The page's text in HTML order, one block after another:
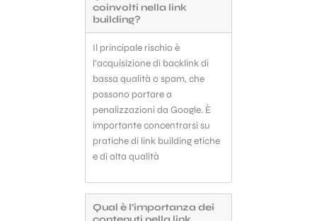
coinvolti nella link
building?
Il principale rischio è
l’acquisizione di backlink di
bassa qualità o spam, che
possono portare a
penalizzazioni da Google. È
importante concentrarsi su
pratiche di link building etiche
e di alta qualità
Qual è l’importanza dei